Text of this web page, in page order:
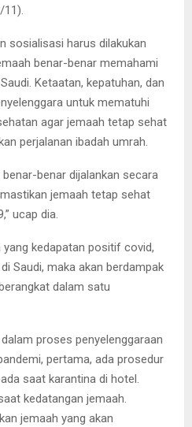
11).
sosialisasi harus dilakukan
benar-benar memahami
Ketaatan, kepatuhan, dan
untuk mematuhi
agar jemaah tetap sehat
perjalanan ibadah umrah.
benar dijalankan secara
jemaah tetap sehat
ucap dia.
kedapatan positif covid,
Saudi, maka akan berdampak
dalam satu
proses penyelenggaraan
pertama, ada prosedur
saat karantina di hotel.
kedatangan jemaah.
jemaah yang akan